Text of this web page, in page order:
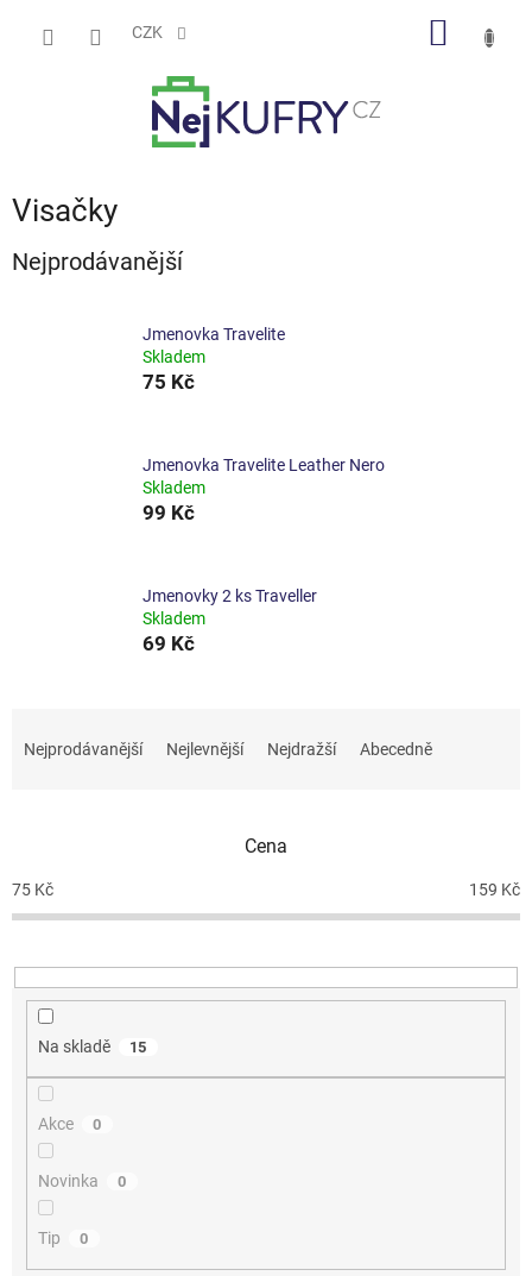
CZK
Visačky
Nejprodávanější
Jmenovka Travelite
Skladem
75 Kč
Jmenovka Travelite Leather Nero
Skladem
99 Kč
Jmenovky 2 ks Traveller
Skladem
69 Kč
p
r
u
Nejprodávanější Nejlevnější Nejdražší Abecedně
Cena
75 Kč 159 Kč
Na skladě 15
Akce 0
Novinka 0
Tip 0